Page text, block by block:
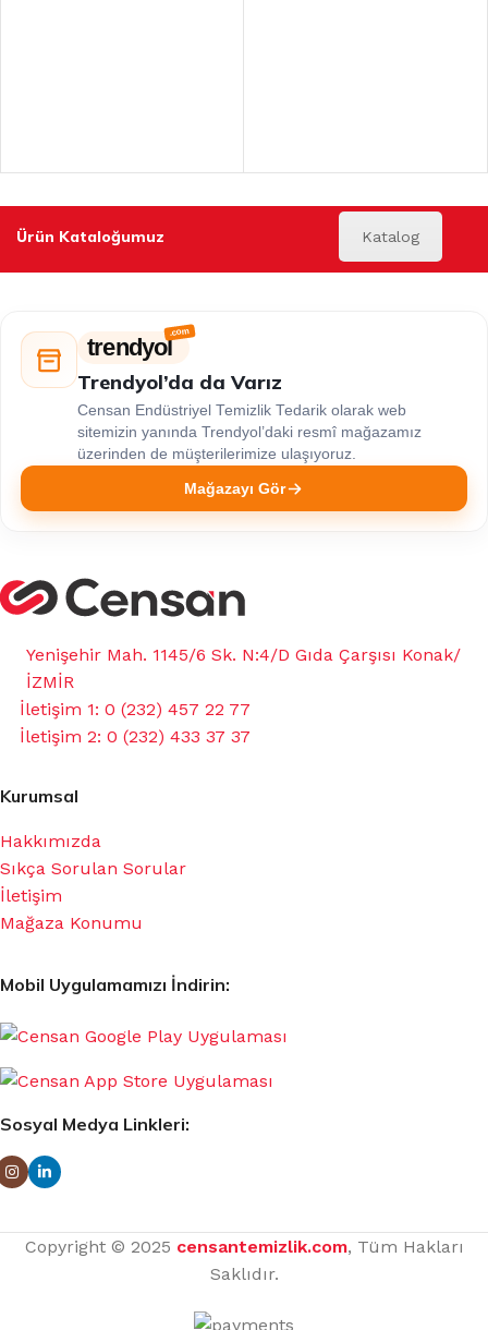
Ürün Kataloğumuz Katalog
trendyol
Trendyol’da da Varız
Censan Endüstriyel Temizlik Tedarik olarak web
sitemizin yanında Trendyol’daki resmî mağazamız
üzerinden de müşterilerimize ulaşıyoruz.
Mağazayı Gör
Yenişehir Mah. 1145/6 Sk. N:4/D Gıda Çarşısı Konak/
İZMİR
İletişim 1: 0 (232) 457 22 77
İletişim 2: 0 (232) 433 37 37
Kurumsal
Hakkımızda
Sıkça Sorulan Sorular
İletişim
Mağaza Konumu
Mobil Uygulamamızı İndirin:
Sosyal Medya Linkleri:
Copyright © 2025 censantemizlik.com, Tüm Hakları
Saklıdır.